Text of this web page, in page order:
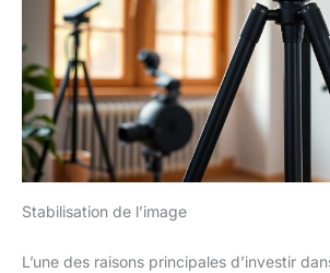
Stabilisation de l’image
L’une des raisons principales d’investir